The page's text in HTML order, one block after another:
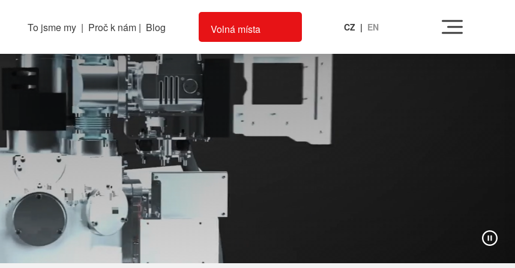
To jsme my | Proč k nám | Blog Volná místa CZ | EN Menu